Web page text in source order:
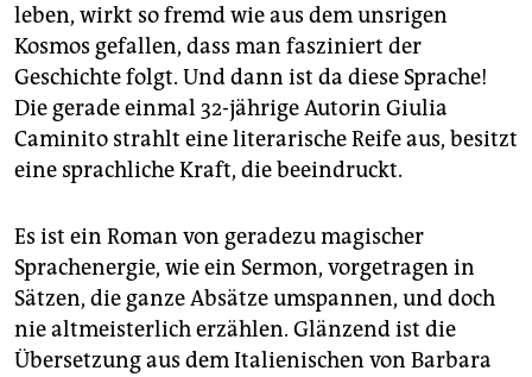
leben, wirkt so fremd wie aus dem unsrigen
Kosmos gefallen, dass man fasziniert der
Geschichte folgt. Und dann ist da diese Sprache!
Die gerade einmal 32-jährige Autorin Giulia
Caminito strahlt eine literarische Reife aus, besitzt
eine sprachliche Kraft, die beeindruckt.
Es ist ein Roman von geradezu magischer
Sprachenergie, wie ein Sermon, vorgetragen in
Sätzen, die ganze Absätze umspannen, und doch
nie altmeisterlich erzählen. Glänzend ist die
Übersetzung aus dem Italienischen von Barbara